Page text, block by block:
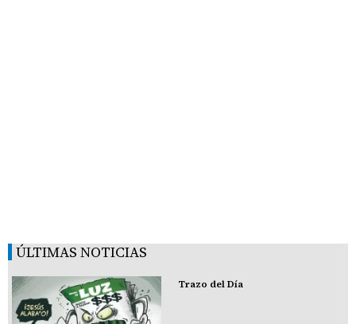
ÚLTIMAS NOTICIAS
Trazo del Día